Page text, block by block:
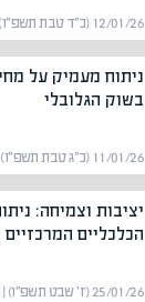
12/01/26 (כ״ד טבת תשפ״ו) | מערכת אפיק
ניתוח מעמיק על
בשוק הגלובלי
11/01/26 (כ״ג טבת תשפ״ו) | מערכת אפיק
יציבות וצמיחה:
הכלכליים
25/01/26 (ז׳ שבט תשפ״ו) | מערכת אפיק